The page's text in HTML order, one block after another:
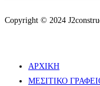
Copyright © 2024
ΑΡΧΙΚΗ
ΜΕΣΙΤΙΚΟ